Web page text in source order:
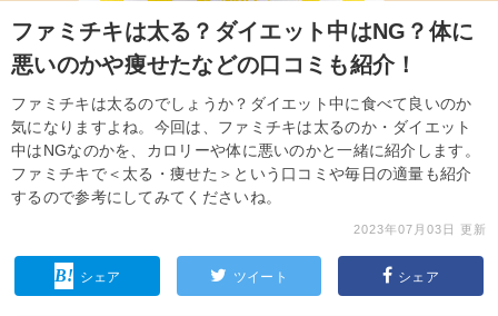
ファミチキは太る？ダイエット中はNG？体に
悪いのかや痩せたなどの口コミも紹介！
ファミチキは太るのでしょうか？ダイエット中に食べて良いのか
気になりますよね。今回は、ファミチキは太るのか・ダイエット
中はNGなのかを、カロリーや体に悪いのかと一緒に紹介します。
ファミチキで＜太る・痩せた＞という口コミや毎日の適量も紹介
するので参考にしてみてくださいね。
2023年07月03日 更新
シェア ツイート シェア